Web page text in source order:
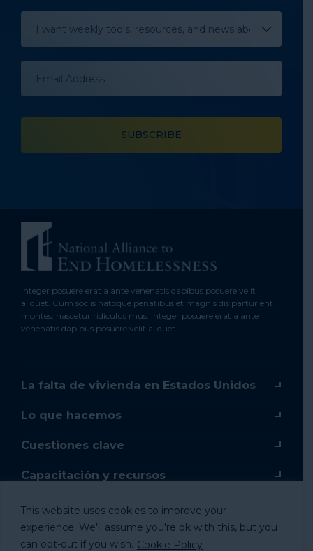
This website uses cookies to improve your
experience. We'll assume you're ok with this, but you
can opt-out if you wish. Cookie Policy
Integer posuere erat a ante venenatis dapibus posuere velit
aliquet. Cum sociis natoque penatibus et magnis dis parturient
montes, nascetur ridiculus mus. Integer posuere erat a ante
venenatis dapibus posuere velit aliquet.
La falta de vivienda en Estados Unidos
Lo que hacemos
Cuestiones clave
Capacitación y recursos
Capacitación en línea
Donar